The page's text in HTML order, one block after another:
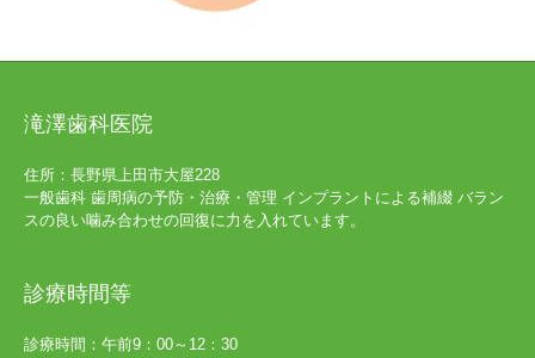
滝澤歯科医院
住所：長野県上田市大屋228
一般歯科 歯周病の予防・治療・管理 インプラントによる補綴 バラン
スの良い噛み合わせの回復に力を入れています。
診療時間等
診療時間：午前9：00～12：30